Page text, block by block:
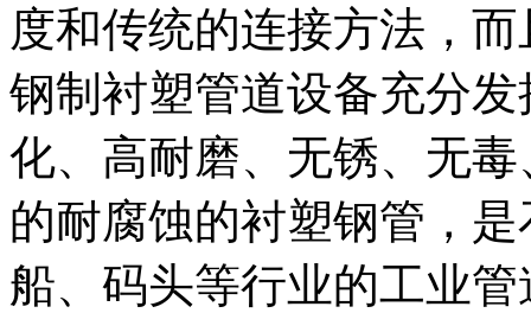
度和传统的连接方法，
钢制衬塑管道设备充分
化、高耐磨、无锈、无
的耐腐蚀的衬塑钢管，
船、码头等行业的工业